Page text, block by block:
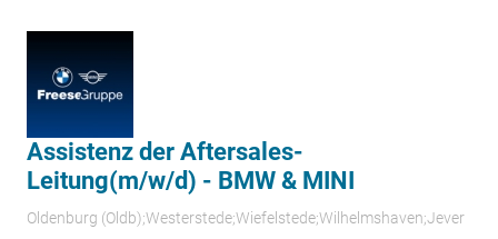
Assistenz der Aftersales-
Leitung(m/w/d) - BMW & MINI
Oldenburg (Oldb);Westerstede;Wiefelstede;Wilhelmshaven;Jever